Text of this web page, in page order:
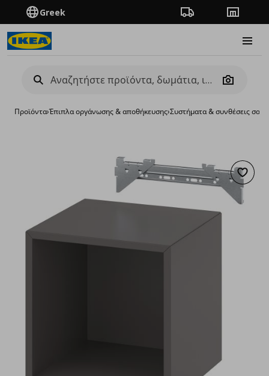
Greek Πορεία παραγγελίας
Camera
Προϊόντα›Έπιπλα οργάνωσης & αποθήκευσης›Συστήματα & συνθέσεις